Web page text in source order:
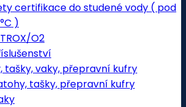
certifikace do studené vody ( pod
)
O2
tašky, vaky, přepravní kufry
tašky, přepravní kufry